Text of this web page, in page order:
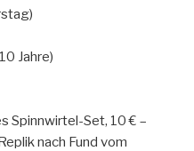
Jahre)
Spinnwirtel-Set, 10 € –
nach Fund vom